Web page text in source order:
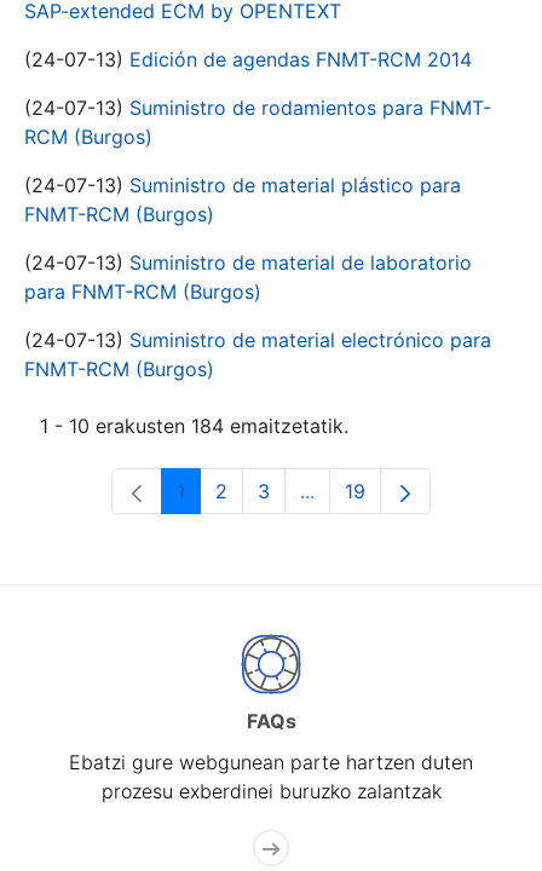
SAP-extended ECM by OPENTEXT
(24-07-13) Edición de agendas FNMT-RCM 2014
(24-07-13) Suministro de rodamientos para FNMT-
RCM (Burgos)
(24-07-13) Suministro de material plástico para
FNMT-RCM (Burgos)
(24-07-13) Suministro de material de laboratorio
para FNMT-RCM (Burgos)
(24-07-13) Suministro de material electrónico para
FNMT-RCM (Burgos)
1 - 10 erakusten 184 emaitzetatik.
Orrialdea
1 Orrialdea
2 Orrialdea
3 ...Intermediate Pages Use
Orrialdea
19
FAQs
Ebatzi gure webgunean parte hartzen duten
prozesu exberdinei buruzko zalantzak